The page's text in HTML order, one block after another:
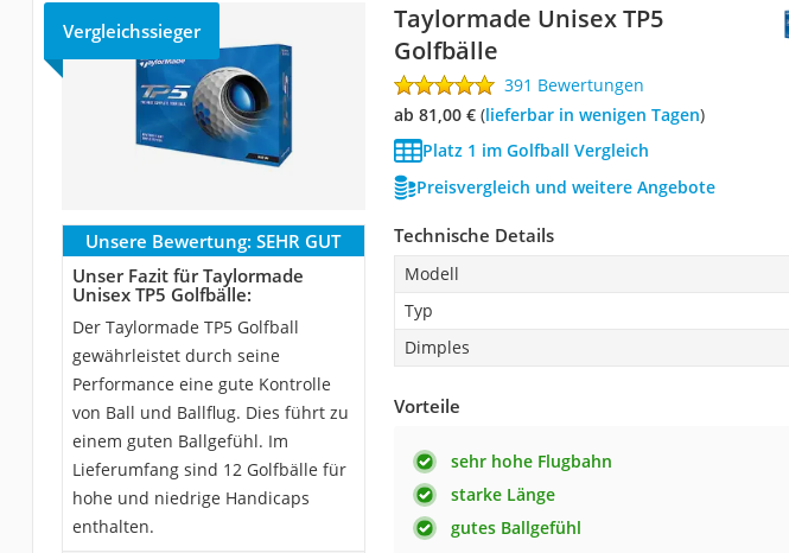
Vergleichssieger
Taylormade Unisex TP5
Golfbälle
391 Bewertungen
ab 81,00 €( Lieferbar in wenigen Tagen)
Platz 1 im Golfball Vergleich
Preisvergleich und weitere Angebote
Unsere Bewertung: SEHR GUT
Unser Fazit für Taylormade
Unisex TP5 Golfbälle:
Der Taylormade TP5 Golfball
gewährleistet durch seine
Performance eine gute Kontrolle
von Ball und Ballflug. Dies führt zu
einem guten Ballgefühl. Im
Lieferumfang sind 12 Golfbälle für
hohe und niedrige Handicaps
enthalten.
Technische Details
Modell
Typ
Dimples
Vorteile
sehr hohe Flugbahn
starke Länge
gutes Ballgefühl